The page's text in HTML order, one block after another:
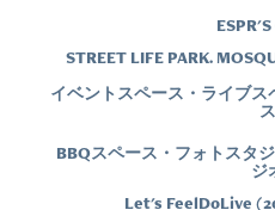
STREET LIFE PARK.
イベントスペース・ライブ
ス
BBQスペース・フォトスタ
ジ
Let's FeelDoLive